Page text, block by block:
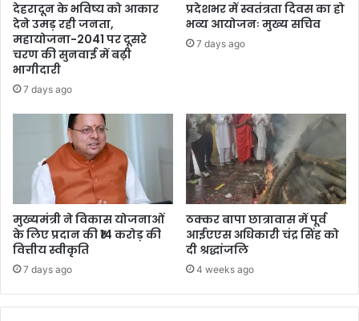
देहरादून के भविष्य को आकार
देने उमड़ रही जनता,
महायोजना-2041 पर दूसरे
चरण की सुनवाई में बढ़ी
भागीदारी
7 days ago
प्रदेशभर में स्वतंत्रता दिवस का हो
भव्य आयोजनः मुख्य सचिव
7 days ago
मुख्यमंत्री ने विकास योजनाओं
के लिए प्रदान की ₹14 करोड़ की
वित्तीय स्वीकृति
7 days ago
ठक्कर बापा छात्रावास में पूर्व
आईएएस अधिकारी चंद्र सिंह को
दी श्रद्धांजलि
4 weeks ago